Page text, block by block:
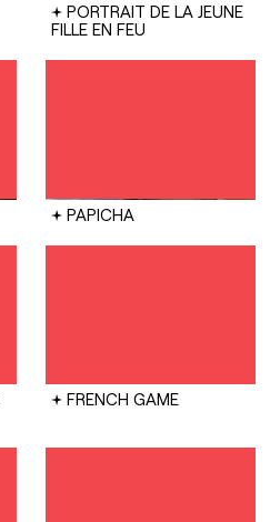
PORTRAIT DE LA JEUNE
FILLE EN FEU
PAPICHA
FRENCH GAME